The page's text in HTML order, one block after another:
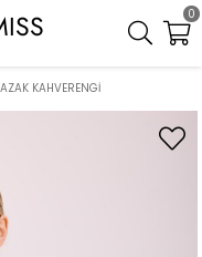
0
KAHVERENGİ